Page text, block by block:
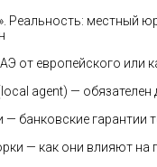
Реальность: местный
от европейского или
agent) — обязателен
— банковские гарантии
— как они влияют на